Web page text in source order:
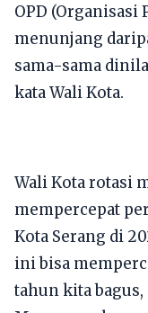
OPD (Organisasi
menunjang
sama-sama
kata Wali Kota.
Wali Kota rotasi
mempercepat
Kota Serang di
ini bisa
tahun kita